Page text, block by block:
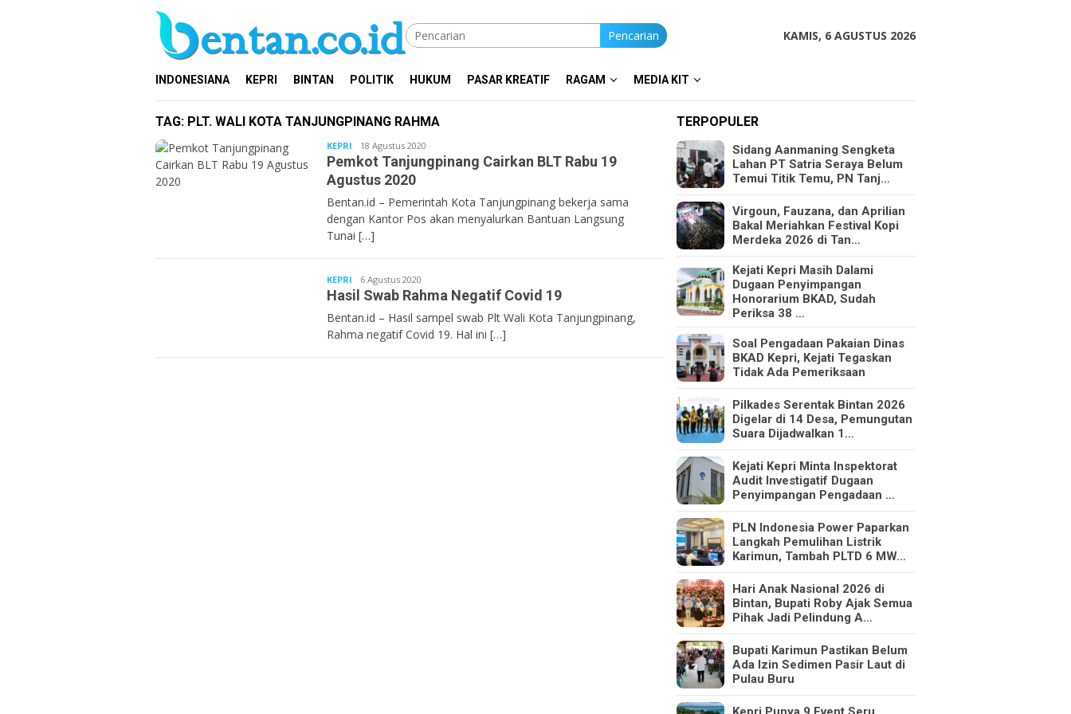
Pencarian KAMIS, 6 AGUSTUS 2026
INDONESIANA KEPRI BINTAN POLITIK HUKUM PASAR KREATIF RAGAM MEDIA KIT
TAG: PLT. WALI KOTA TANJUNGPINANG RAHMA
KEPRI Bentan.co.id
18 Agustus 2020
Pemkot Tanjungpinang Cairkan BLT Rabu 19
Agustus 2020
Bentan.id – Pemerintah Kota Tanjungpinang bekerja sama
dengan Kantor Pos akan menyalurkan Bantuan Langsung
Tunai […]
KEPRI Bentan.co.id
6 Agustus 2020
Hasil Swab Rahma Negatif Covid 19
Bentan.id – Hasil sampel swab Plt Wali Kota Tanjungpinang,
Rahma negatif Covid 19. Hal ini […]
TERPOPULER
Sidang Aanmaning Sengketa
Lahan PT Satria Seraya Belum
Temui Titik Temu, PN Tanj…
Virgoun, Fauzana, dan Aprilian
Bakal Meriahkan Festival Kopi
Merdeka 2026 di Tan…
Kejati Kepri Masih Dalami
Dugaan Penyimpangan
Honorarium BKAD, Sudah
Periksa 38 …
Soal Pengadaan Pakaian Dinas
BKAD Kepri, Kejati Tegaskan
Tidak Ada Pemeriksaan
Pilkades Serentak Bintan 2026
Digelar di 14 Desa, Pemungutan
Suara Dijadwalkan 1…
Kejati Kepri Minta Inspektorat
Audit Investigatif Dugaan
Penyimpangan Pengadaan …
PLN Indonesia Power Paparkan
Langkah Pemulihan Listrik
Karimun, Tambah PLTD 6 MW…
Hari Anak Nasional 2026 di
Bintan, Bupati Roby Ajak Semua
Pihak Jadi Pelindung A…
Bupati Karimun Pastikan Belum
Ada Izin Sedimen Pasir Laut di
Pulau Buru